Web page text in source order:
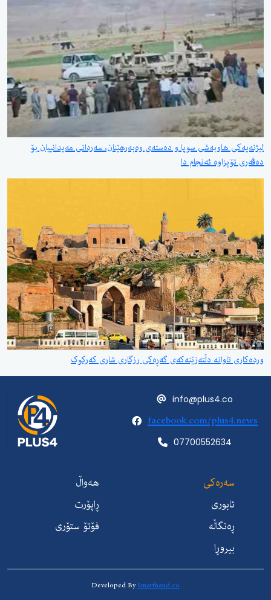
لیژنەیەکی هاوبەشی سوپا و دەستەی وەبەرهێنان، سەردانی مەیدانییان بۆ
دەڤەری تۆپزاوە ئەنجام دا
وردەکاری تاوانە دڵتەزێنەکەی گەڕەکی رزگاری شاری کەرکوک
info@plus4.co
facebook.com/plus4.news
07700552634
سەرەکی
هەواڵ
ئابوری
ڕاپۆرت
ڕەنگاڵە
فۆتۆ ستۆری
بیروڕا
Developed BySmarthand.co